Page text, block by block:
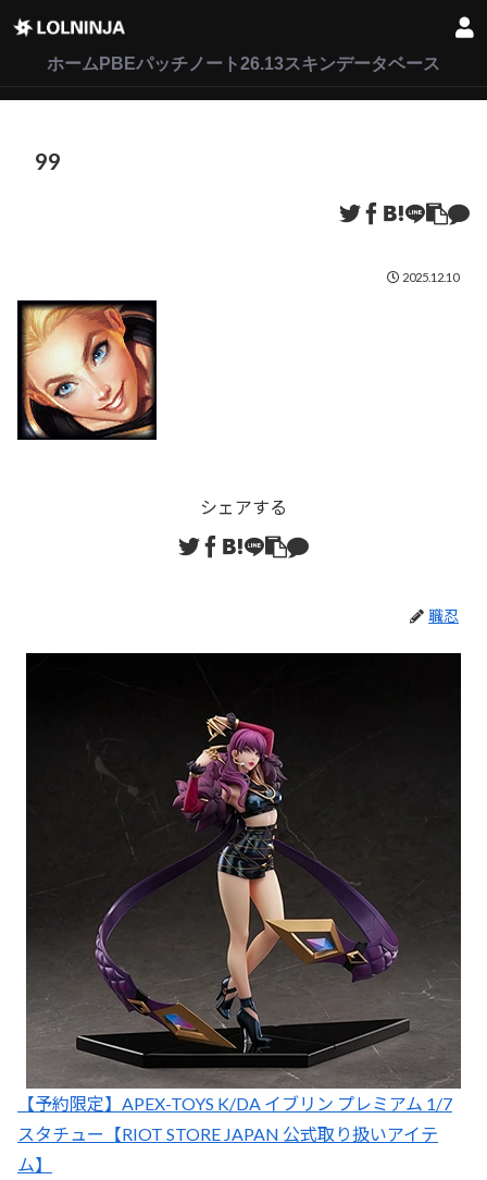
ホーム PBEパッチノート26.13スキンデータベース
99
2025.12.10
シェアする
職忍
【予約限定】APEX-TOYS K/DA イブリン プレミアム 1/7
スタチュー【RIOT STORE JAPAN 公式取り扱いアイテ
ム】